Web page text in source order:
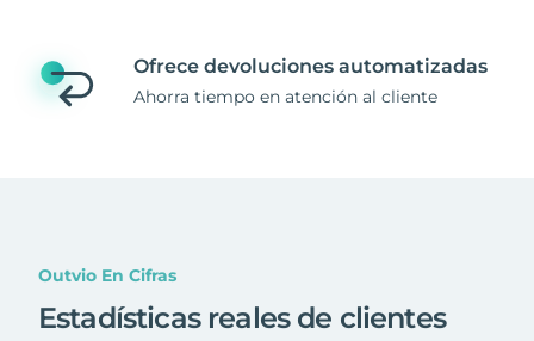
Ofrece devoluciones automatizadas
Ahorra tiempo en atención al cliente
Outvio En Cifras
Estadísticas reales de clientes